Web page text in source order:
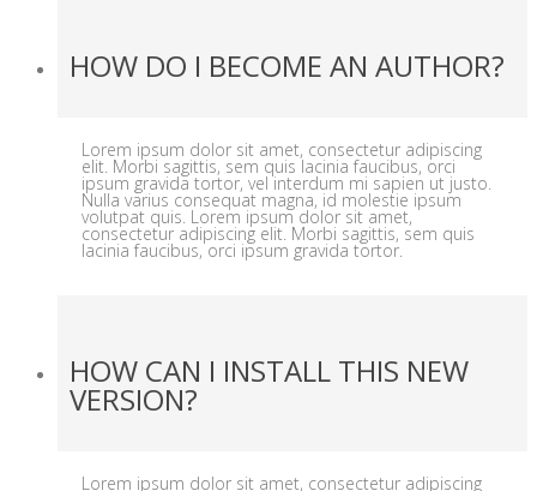
HOW DO I BECOME AN AUTHOR?
Lorem ipsum dolor sit amet, consectetur adipiscing
elit. Morbi sagittis, sem quis lacinia faucibus, orci
ipsum gravida tortor, vel interdum mi sapien ut justo.
Nulla varius consequat magna, id molestie ipsum
volutpat quis. Lorem ipsum dolor sit amet,
consectetur adipiscing elit. Morbi sagittis, sem quis
lacinia faucibus, orci ipsum gravida tortor.
HOW CAN I INSTALL THIS NEW
VERSION?
Lorem ipsum dolor sit amet, consectetur adipiscing